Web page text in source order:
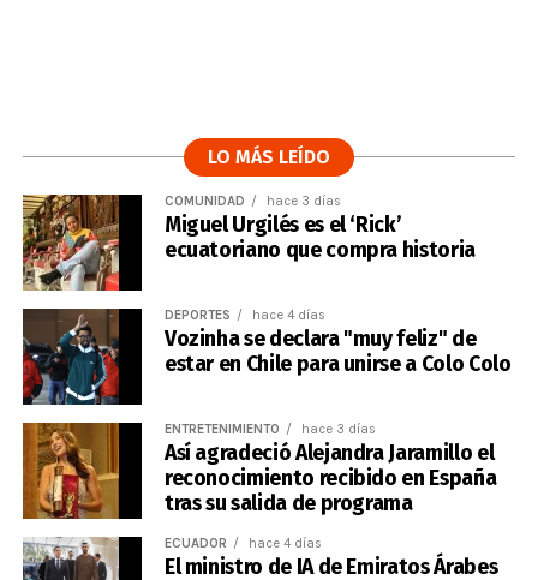
LO MÁS LEÍDO
COMUNIDAD hace 3 días
Miguel Urgilés es el ‘Rick’
ecuatoriano que compra historia
DEPORTES hace 4 días
Vozinha se declara "muy feliz" de
estar en Chile para unirse a Colo Colo
ENTRETENIMIENTO hace 3 días
Así agradeció Alejandra Jaramillo el
reconocimiento recibido en España
tras su salida de programa
ECUADOR hace 4 días
El ministro de IA de Emiratos Árabes